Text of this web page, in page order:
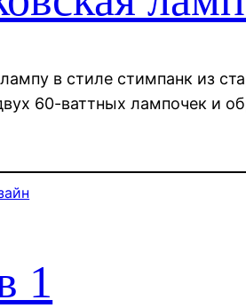
в стиле стимпанк из
60-ваттных лампочек и
1